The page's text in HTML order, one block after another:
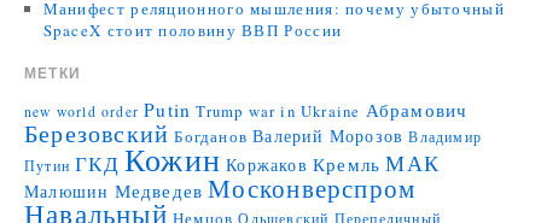
Манифест реляционного мышления: почему убыточный
SpaceX стоит половину ВВП России
МЕТКИ
new world order Putin Trump war in Ukraine Абрамович
Березовский Богданов Валерий Морозов Владимир
Путин ГКД Кожин Коржаков Кремль МАК
Малюшин Медведев Москонверспром
Навальный Ольшевский Перепеличный